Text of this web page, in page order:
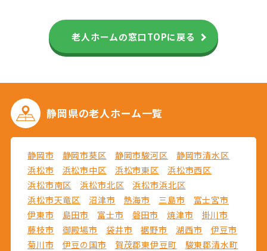
老人ホームの窓口TOPに戻る
静岡県の老人ホーム一覧
静岡市 静岡市葵区 静岡市駿河区
静岡市清水区
浜松市
浜松市中区 浜松市東区
浜松市西区
浜松市南区
浜松市北区
浜松市浜北区
浜松市天竜区
沼津市 熱海市 三島市
富士宮市
伊東市
島田市 富士市 磐田市 焼津市
掛川市
藤枝市
御殿場市 袋井市 裾野市 湖西市
伊豆市
菊川市
伊豆の国市 賀茂郡東伊豆町
駿東郡清水町